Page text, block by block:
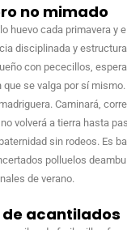
no mimado
huevo cada primavera y
disciplinada y
con pececillos,
se valga por sí
Caminará,
volverá a tierra hasta
sin rodeos. Es
polluelos
de verano.
de acantilados